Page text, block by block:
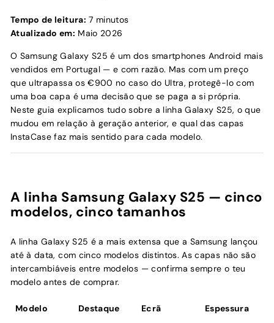
Tempo de leitura: 7 minutos
Atualizado em: Maio 2026
O Samsung Galaxy S25 é um dos smartphones Android mais
vendidos em Portugal — e com razão. Mas com um preço
que ultrapassa os €900 no caso do Ultra, protegê-lo com
uma boa capa é uma decisão que se paga a si própria.
Neste guia explicamos tudo sobre a linha Galaxy S25, o que
mudou em relação à geração anterior, e qual das capas
InstaCase faz mais sentido para cada modelo.
A linha Samsung Galaxy S25 — cinco
modelos, cinco tamanhos
A linha Galaxy S25 é a mais extensa que a Samsung lançou
até à data, com cinco modelos distintos. As capas não são
intercambiáveis entre modelos — confirma sempre o teu
modelo antes de comprar.
Modelo Destaque Ecrã Espessura